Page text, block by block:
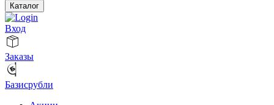
Каталог
Вход
Заказы
Базисрубли